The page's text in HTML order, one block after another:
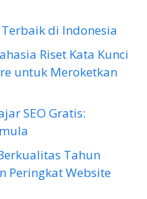
Terbaik di Indonesia
Riset Kata Kunci
untuk Meroketkan
SEO Gratis:
Tahun
Peringkat Website